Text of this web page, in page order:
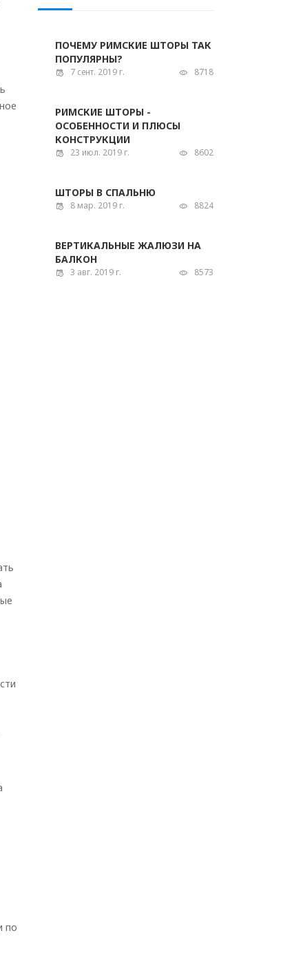
по
ПОЧЕМУ РИМСКИЕ ШТОРЫ ТАК
ПОПУЛЯРНЫ?
7 сент. 2019 г. 8718
РИМСКИЕ ШТОРЫ -
ОСОБЕННОСТИ И ПЛЮСЫ
КОНСТРУКЦИИ
23 июл. 2019 г. 8602
ШТОРЫ В СПАЛЬНЮ
8 мар. 2019 г. 8824
ВЕРТИКАЛЬНЫЕ ЖАЛЮЗИ НА
БАЛКОН
3 авг. 2019 г. 8573